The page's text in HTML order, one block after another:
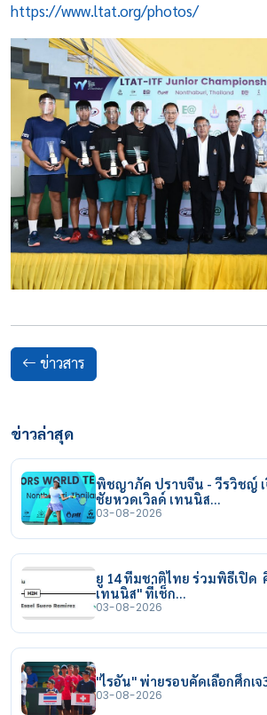
https://www.ltat.org/photos/
ข่าวสาร
ข่าวล่าสุด
พิชญาภัค ปราบจีน - วีรวิชญ์
ชัยหวดเวิลด์ เทนนิส…
03-08-2026
ยู 14 ทีมชาติไทย ร่วมพิธีเปิด
เทนนิส" ที่เช็ก…
03-08-2026
"ไรอัน" พ่ายรอบคัดเลือกศึกเ
03-08-2026